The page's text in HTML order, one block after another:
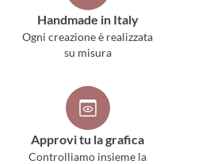
Handmade in Italy
Ogni creazione è realizzata
su misura
Approvi tu la grafica
Controlliamo insieme la